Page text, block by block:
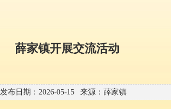
薛家镇开展交流活动
发布日期：2026-05-15 来源：薛家镇